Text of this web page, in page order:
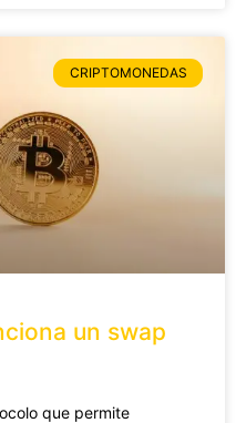
CRIPTOMONEDAS
un swap
que permite